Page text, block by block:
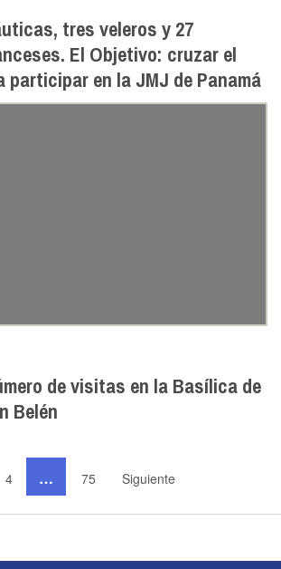
tres veleros y 27
El Objetivo: cruzar el
en la JMJ de Panamá
de visitas en la Basílica de
Belén
4 … 75 Siguiente